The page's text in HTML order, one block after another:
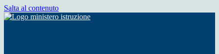
Salta al contenuto